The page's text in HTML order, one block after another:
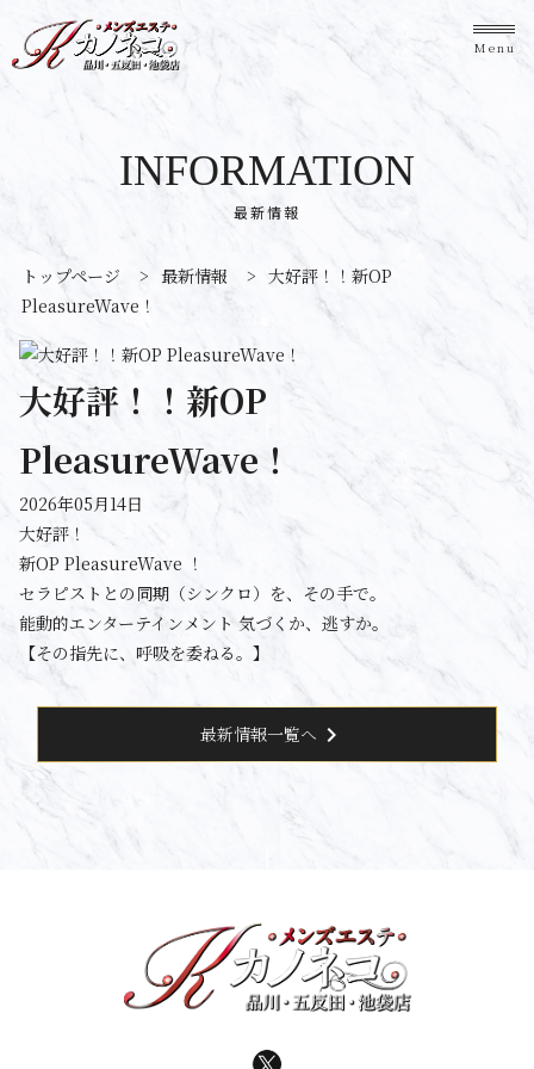
Menu
最新情報
INFORMATION
トップページ > 最新情報 > 大好評！！新OP
PleasureWave！
大好評！！新OP
PleasureWave！
2026年05月14日
大好評！
新OP PleasureWave ！
セラピストとの同期（シンクロ）を、その手で。
能動的エンターテインメント 気づくか、逃すか。
【その指先に、呼吸を委ねる。】
最新情報一覧へ chevron_right